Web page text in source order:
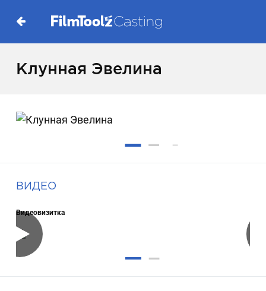
Клунная Эвелина
ВИДЕО
Видеовизитка